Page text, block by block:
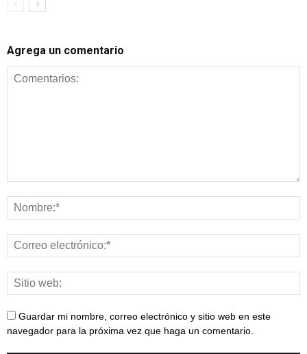
Agrega un comentario
Guardar mi nombre, correo electrónico y sitio web en este
navegador para la próxima vez que haga un comentario.